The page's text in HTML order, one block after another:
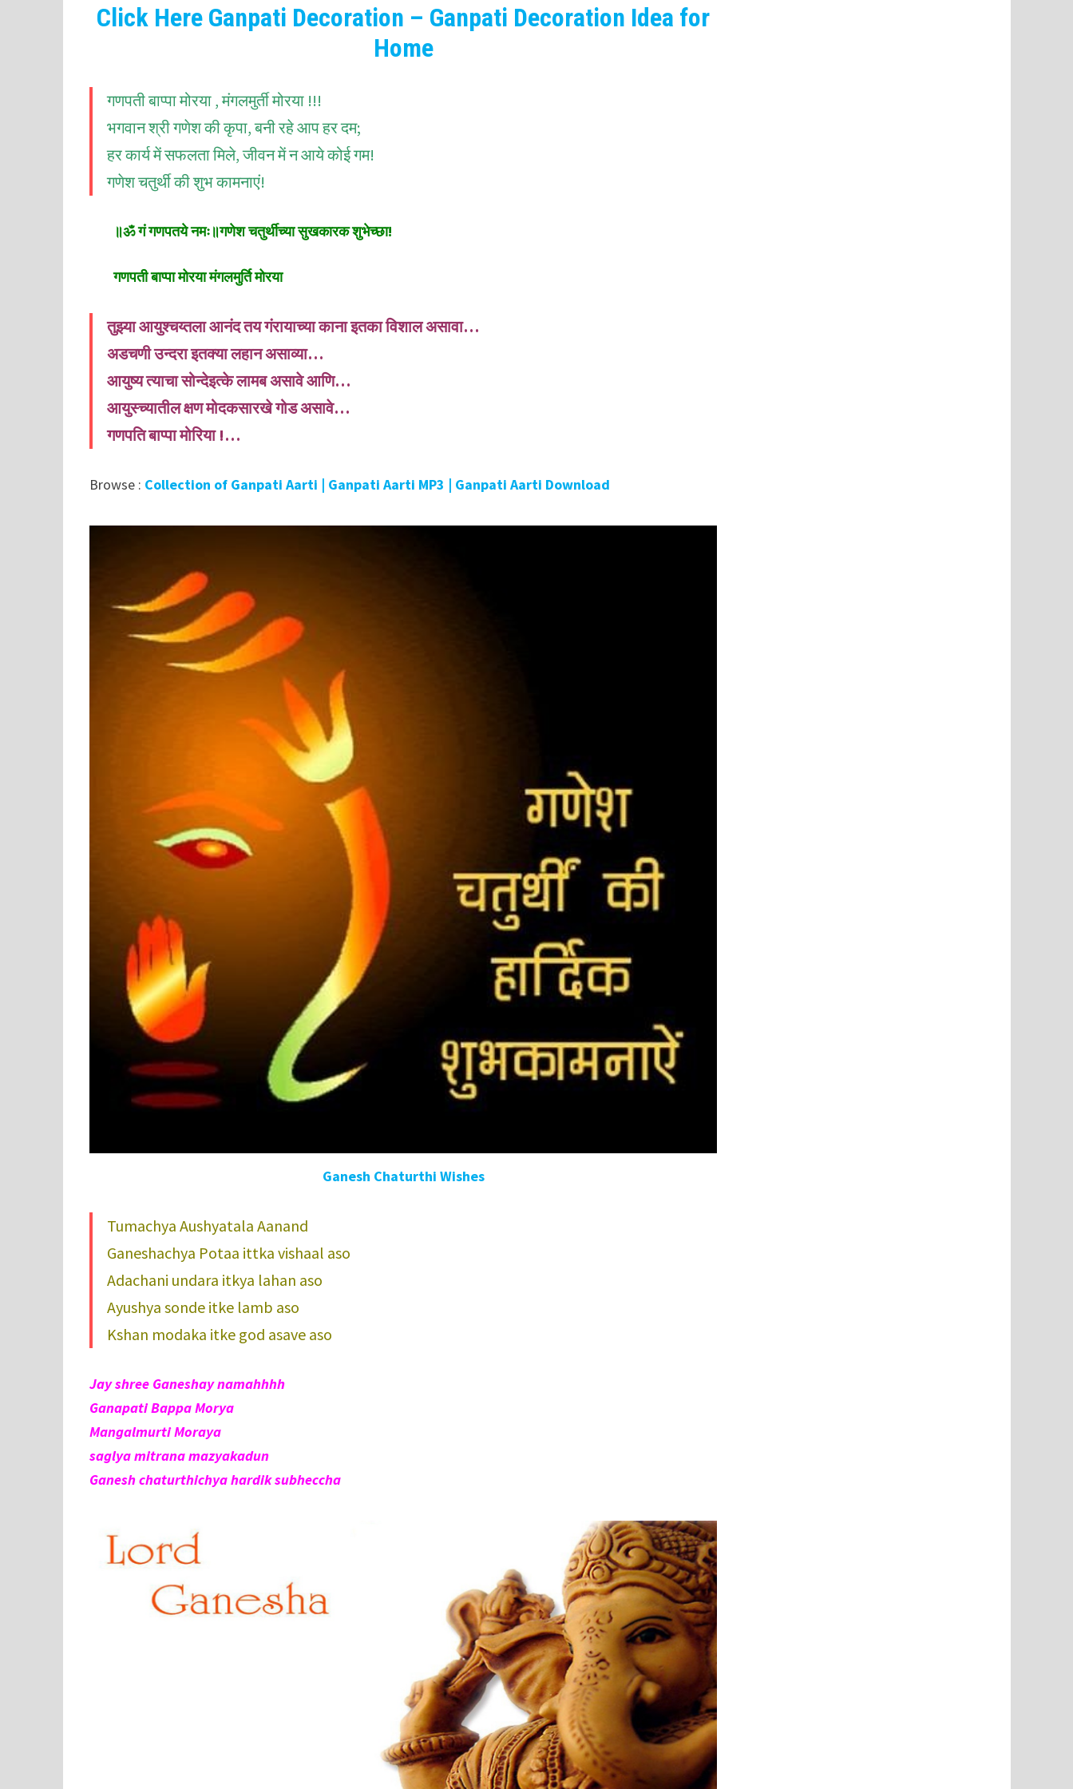
Click Here Ganpati Decoration – Ganpati Decoration Idea for
Home
गणपती बाप्पा मोरया , मंगलमुर्ती मोरया !!!
भगवान श्री गणेश की कृपा, बनी रहे आप हर दम;
हर कार्य में सफलता मिले, जीवन में न आये कोई गम!
गणेश चतुर्थी की शुभ कामनाएं!
॥ॐ गं गणपतये नमः॥गणेश चतुर्थीच्या सुखकारक शुभेच्छा!
गणपती बाप्पा मोरया मंगलमुर्ति मोरया
तुझ्या आयुश्चय्तला आनंद तय गंरायाच्या काना इतका विशाल असावा…
अडचणी उन्दरा इतक्या लहान असाव्या…
आयुष्य त्याचा सोन्देइत्के लामब असावे आणि…
आयुस्च्यातील क्षण मोदकसारखे गोड असावे…
गणपति बाप्पा मोरिया !…
Browse : Collection of Ganpati Aarti | Ganpati Aarti MP3 | Ganpati Aarti Download
Ganesh Chaturthi Wishes
Tumachya Aushyatala Aanand
Ganeshachya Potaa ittka vishaal aso
Adachani undara itkya lahan aso
Ayushya sonde itke lamb aso
Kshan modaka itke god asave aso
Jay shree Ganeshay namahhhh
Ganapati Bappa Morya
Mangalmurti Moraya
saglya mitrana mazyakadun
Ganesh chaturthichya hardik subheccha